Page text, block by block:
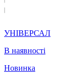
УНІВЕРСАЛ
В наявності
Новинка